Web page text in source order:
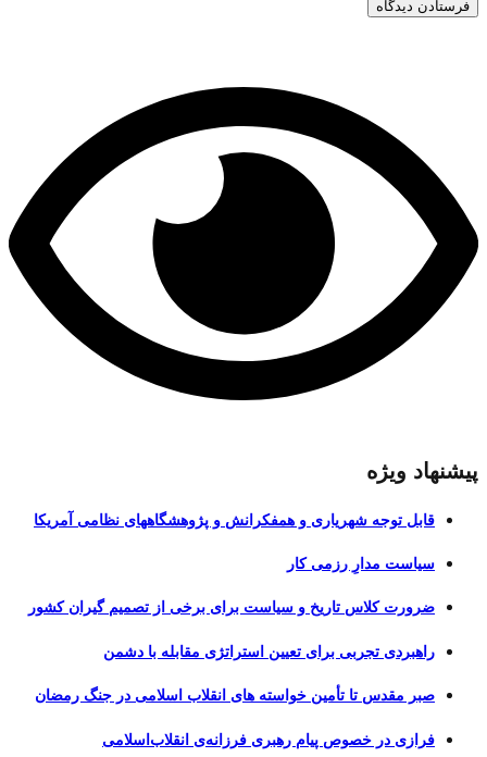
پیشنهاد ویژه
قابل توجه شهریاری و همفکرانش و پژوهشگاههای نظامی آمریکا
سیاست مدارِ رزمی کار
ضرورت کلاس تاریخ و سیاست برای برخی از تصمیم گیران کشور
راهبردی تجربی برای تعیین استراتژی مقابله با دشمن
صبر مقدس تا تأمین خواسته های انقلاب اسلامی در جنگ رمضان
فرازی در خصوص پیام رهبری فرزانه‌ی انقلاب‌اسلامی